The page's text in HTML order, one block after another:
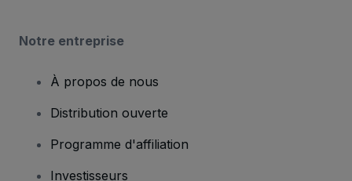
Notre entreprise
À propos de nous
Distribution ouverte
Programme d'affiliation
Investisseurs